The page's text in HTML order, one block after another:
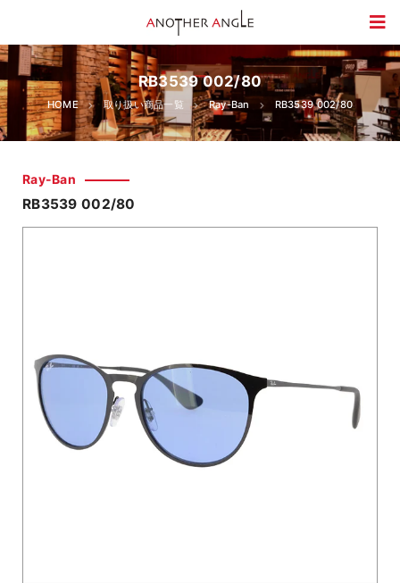
RB3539 002/80
HOME 取り扱い商品一覧 Ray-Ban RB3539 002/80
Ray-Ban
RB3539 002/80